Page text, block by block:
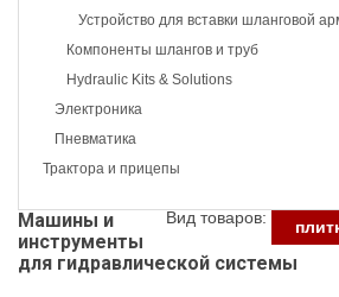
Устройство для вставки шланговой
Компоненты шлангов и труб
Hydraulic Kits & Solutions
Электроника
Пневматика
Трактора и прицепы
Вид товаров:
Машины и
инструменты
для гидравлической системы